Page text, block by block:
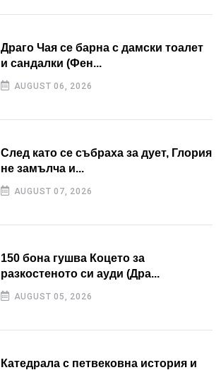
Драго Чая се барна с дамски тоалет
и сандалки (Фен...
AUGUST 06, 2026
След като се събраха за дует, Глория
не замълча и...
AUGUST 07, 2026
150 бона гушва Коцето за
разкостеното си ауди (Дра...
AUGUST 05, 2026
Катедрала с петвековна история и